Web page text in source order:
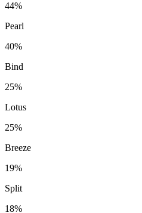
44%
Pearl
40%
Bind
25%
Lotus
25%
Breeze
19%
Split
18%